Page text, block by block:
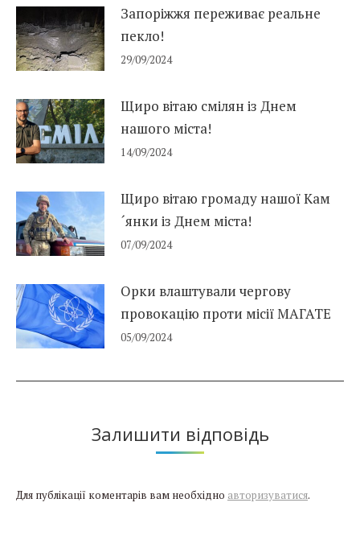
Запоріжжя переживає реальне
пекло!
29/09/2024
Щиро вітаю смілян із Днем
нашого міста!
14/09/2024
Щиро вітаю громаду нашої Кам
´янки із Днем міста!
07/09/2024
Орки влаштували чергову
провокацію проти місії МАГАТЕ
05/09/2024
Залишити відповідь
Для публікації коментарів вам необхідно авторизуватися.